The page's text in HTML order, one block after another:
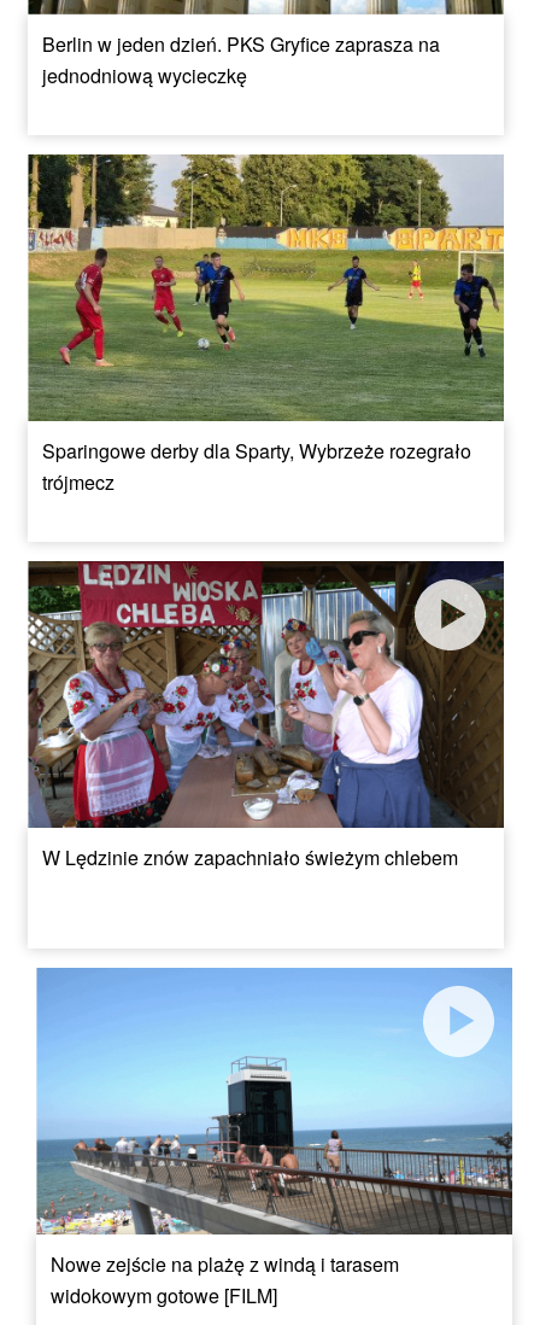
Berlin w jeden dzień. PKS Gryfice zaprasza na
jednodniową wycieczkę
Sparingowe derby dla Sparty, Wybrzeże rozegrało
trójmecz
W Lędzinie znów zapachniało świeżym chlebem
Nowe zejście na plażę z windą i tarasem
widokowym gotowe [FILM]